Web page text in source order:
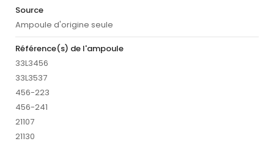
Source
Ampoule d'origine seule
Référence(s) de l'ampoule
33L3456
33L3537
456-223
456-241
21107
21130